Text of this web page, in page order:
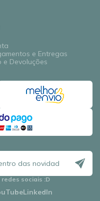
e Entregas
e Devoluções
sociais :D
LinkedIn